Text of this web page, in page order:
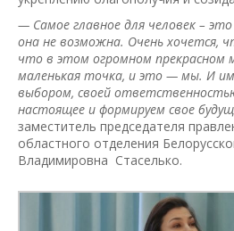
— Самое главное для человек –
она не возможна. Очень хочется,
что в этом огромном прекрасном
маленькая точка, и это — мы. И
выбором, своей
настоящее и формируем свое
заместитель председателя
областного отделения
Владимировна Стаселько.